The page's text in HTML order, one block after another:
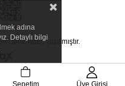
tarafından yapılmıştır.
adına
Detaylı bilgi
Sepetim